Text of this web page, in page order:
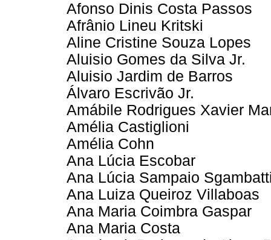
Afonso Dinis Costa Passos
Afrânio Lineu Kritski
Aline Cristine Souza Lopes
Aluisio Gomes da Silva Jr.
Aluisio Jardim de Barros
Álvaro Escrivão Jr.
Amábile Rodrigues Xavier
Amélia Castiglioni
Amélia Cohn
Ana Lúcia Escobar
Ana Lúcia Sampaio
Ana Luiza Queiroz Villaboas
Ana Maria Coimbra Gaspar
Ana Maria Costa